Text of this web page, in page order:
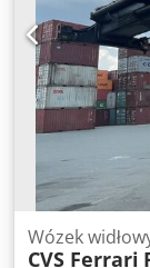
Wózek
CVS Ferrari